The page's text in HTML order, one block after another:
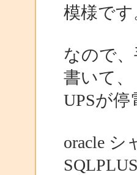
模様です
なので
書いて、
UPSが
oracle